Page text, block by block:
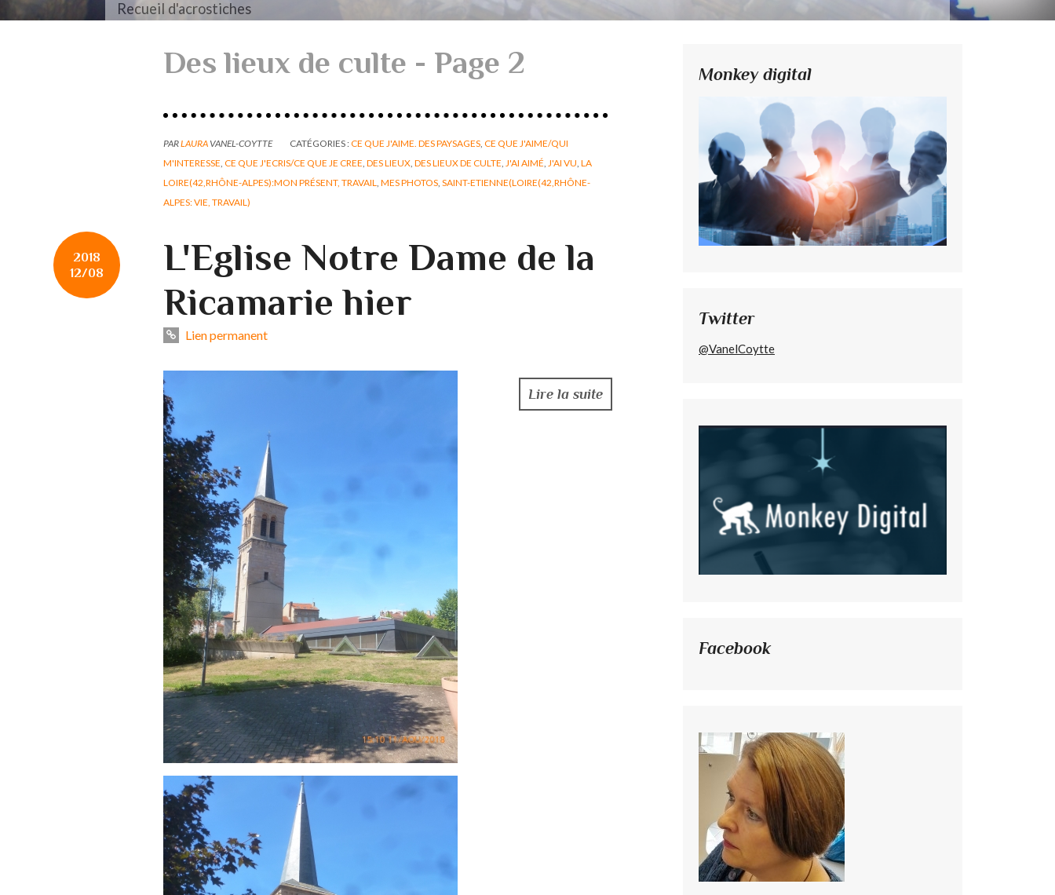
Recueil d'acrostiches
Des lieux de culte - Page 2
PARLAURA VANEL-COYTTE CATÉGORIES :CE QUE J'AIME. DES PAYSAGES CE QUE J'AIME/QUI
M'INTERESSE CE QUE J'ECRIS/CE QUE JE CREE DES LIEUX DES LIEUX DE CULTE J'AI AIMÉ J'AI VU LA
LOIRE(42,RHÔNE-ALPES):MON PRÉSENT, TRAVAIL MES PHOTOS SAINT-ETIENNE(LOIRE(42,RHÔNE-
ALPES: VIE, TRAVAIL)
2018
12/08
L'Eglise Notre Dame de la
Ricamarie hier
Lien permanent
Lire la suite
Monkey digital
Twitter
@VanelCoytte
Facebook